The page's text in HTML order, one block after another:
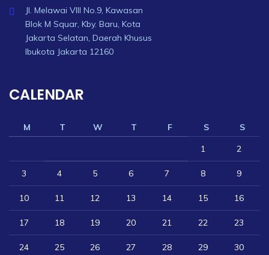
Jl. Melawai VIII No.9, Kawasan
Blok M Squar, Kby. Baru, Kota
Jakarta Selatan, Daerah Khusus
Ibukota Jakarta 12160
CALENDAR
M T W T F S
S
1
2
3 4 5 6 7 8 9
10 11 12 13 14 15 16
17 18 19 20 21 22 23
24 25 26 27 28 29 30